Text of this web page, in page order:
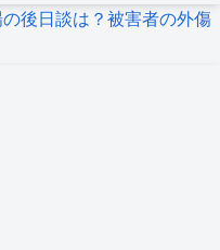
後日談は？被害者の外傷